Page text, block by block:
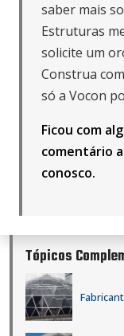
saber mais
Estruturas
solicite um
Construa
só a Vocon
Ficou com
comentário
conosco.
Tópicos